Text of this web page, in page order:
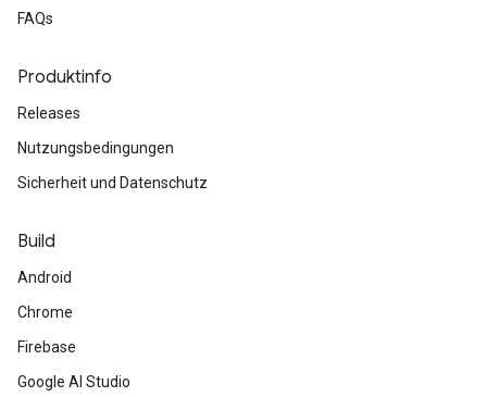
FAQs
Produktinfo
Releases
Nutzungsbedingungen
Sicherheit und Datenschutz
Build
Android
Chrome
Firebase
Google AI Studio